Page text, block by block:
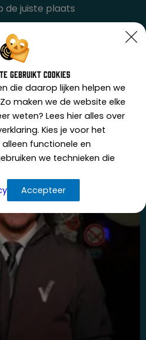
de juiste plaats
gebruikt cookies
die daarop lijken helpen we
maken we de website elke
weten? Lees hier alles over
Kies je voor het
functionele en
we technieken die
Accepteer